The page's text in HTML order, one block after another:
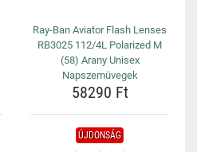
Ray-Ban Aviator Flash Lenses
RB3025 112/4L Polarized M
(58) Arany Unisex
Napszemüvegek
58290 Ft
ÚJDONSÁG